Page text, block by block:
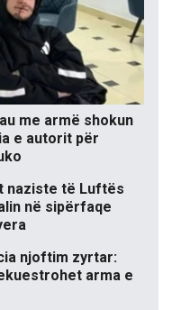
me armë shokun
e autorit për
naziste të Luftës
në sipërfaqe
njoftim zyrtar:
arma e